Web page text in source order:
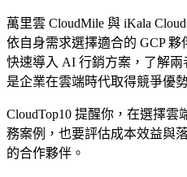
萬里雲 CloudMile 與 iKala
依自身需求選擇適合的 GCP
快速導入 AI 行銷方案，了解
是企業在雲端時代取得競爭優
CloudTop10 提醒你，在選擇
務案例，也要評估成本效益與
的合作夥伴。